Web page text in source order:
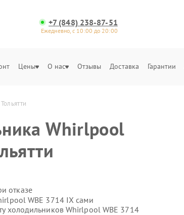
+7 (848) 238-87-51
Ежедневно, с 10:00 до 20:00
Цены О нас Отзывы Доставка Гарантии
Whirlpool
отказе
WBE 3714 IX сами
холодильников Whirlpool WBE 3714